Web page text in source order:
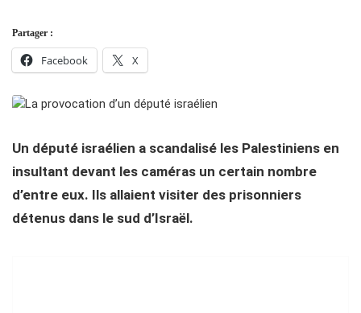
Partager :
Facebook X
Un député israélien a scandalisé les Palestiniens en
insultant devant les caméras un certain nombre
d’entre eux. Ils allaient visiter des prisonniers
détenus dans le sud d’Israël.